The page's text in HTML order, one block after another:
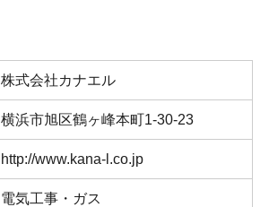
株式会社カナエル
横浜市旭区鶴ヶ峰本町1-30-23
http://www.kana-l.co.jp
電気工事・ガス